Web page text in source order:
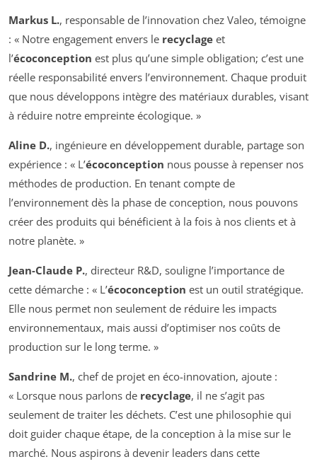
Markus L., responsable de l’innovation chez Valeo, témoigne
: « Notre engagement envers le recyclage et
l’écoconception est plus qu’une simple obligation; c’est une
réelle responsabilité envers l’environnement. Chaque produit
que nous développons intègre des matériaux durables, visant
à réduire notre empreinte écologique. »
Aline D., ingénieure en développement durable, partage son
expérience : « L’écoconception nous pousse à repenser nos
méthodes de production. En tenant compte de
l’environnement dès la phase de conception, nous pouvons
créer des produits qui bénéficient à la fois à nos clients et à
notre planète. »
Jean-Claude P., directeur R&D, souligne l’importance de
cette démarche : « L’écoconception est un outil stratégique.
Elle nous permet non seulement de réduire les impacts
environnementaux, mais aussi d’optimiser nos coûts de
production sur le long terme. »
Sandrine M., chef de projet en éco-innovation, ajoute :
« Lorsque nous parlons de recyclage, il ne s’agit pas
seulement de traiter les déchets. C’est une philosophie qui
doit guider chaque étape, de la conception à la mise sur le
marché. Nous aspirons à devenir leaders dans cette